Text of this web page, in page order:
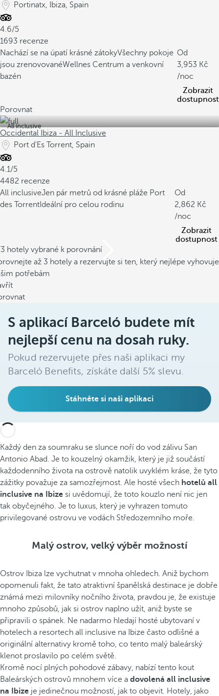
Portinatx, Ibiza, Spain
4.6/5
1693 recenze
Nachází se na úpatí krásné zátokyVšechny pokoje
jsou zrenovovanéWellnes Centrum a venkovní
bazén
Od
3,953
/noc
Zobrazit
dostupnost
Porovnat
All inclusive
Occidental Ibiza - All Inclusive
Port d'Es Torrent, Spain
4.1/5
4482 recenze
All inclusiveJen pár metrů od krásné pláže Port
des Torrent Ideální pro celou rodinu
Od
2,862
/noc
Zobrazit
dostupnost
hotely vybrané k porovnání
až 3 hotely a rezervujte si ten, který nejlépe vyhovuje
potřebám
S aplikací Barceló budete mít
nejlepší cenu na dosah ruky.
Pokud rezervujete přes naši aplikaci my
Barceló Benefits, získáte další 5% slevu.
Stáhněte si naši aplikaci
Každý den za soumraku se slunce noří do vod zálivu San
Antonio Abad. Je to kouzelný okamžik, který je již součástí
každodenního života na ostrově natolik uvyklém kráse, že tyto
zážitky považuje za samozřejmost. Ale hosté všech hotelů all
inclusive na Ibize si uvědomují, že toto kouzlo není nic jen
tak obyčejného. Je to luxus, který je vyhrazen tomuto
privilegované ostrovu ve vodách Středozemního moře.
Malý ostrov, velký výběr možností
Ostrov Ibiza lze vychutnat v mnoha ohledech. Aniž bychom
opomenuli fakt, že tato atraktivní španělská destinace je dobře
známá mezi milovníky nočního života, pravdou je, že existuje
mnoho způsobů, jak si ostrov naplno užít, aniž byste se
připravili o spánek. Ne nadarmo hledají hosté ubytovaní v
hotelech a resortech all inclusive na Ibize často odlišné a
originální alternativy kromě toho, co tento malý baleárský
klenot proslavilo po celém světě.
Kromě nocí plných pohodové zábavy, nabízí tento kout
Baleárských ostrovů mnohem více a dovolená all inclusive
na Ibize je jedinečnou možností, jak to objevit. Hotely, jako